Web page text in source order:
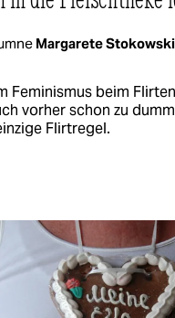
Margarete Stokowski
Feminismus beim
vorher schon zu
Flirtregel.